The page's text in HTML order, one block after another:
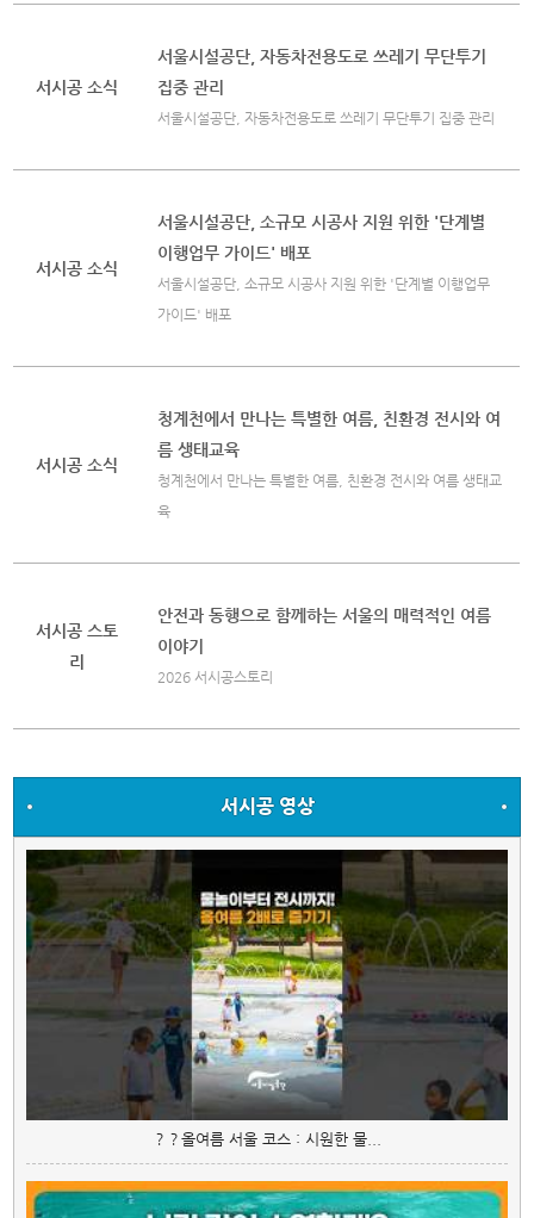
서시공 소식
서울시설공단, 자동차전용도로 쓰레기 무단투기
집중 관리
서울시설공단, 자동차전용도로 쓰레기 무단투기 집중 관리
서시공 소식
서울시설공단, 소규모 시공사 지원 위한 '단계별
이행업무 가이드' 배포
서울시설공단, 소규모 시공사 지원 위한 '단계별 이행업무
가이드' 배포
서시공 소식
청계천에서 만나는 특별한 여름, 친환경 전시와 여
름 생태교육
청계천에서 만나는 특별한 여름, 친환경 전시와 여름 생태교
육
서시공 스토
리
안전과 동행으로 함께하는 서울의 매력적인 여름
이야기
2026 서시공스토리
서시공 영상
？？올여름 서울 코스 : 시원한 물...